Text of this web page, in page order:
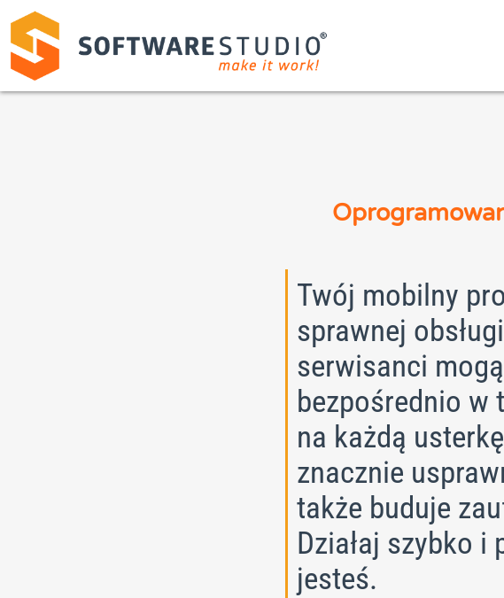
Twój mobilny
sprawnej
serwisanci
bezpośrednio w
na każdą
znacznie
także buduje
Działaj szybko
jesteś.